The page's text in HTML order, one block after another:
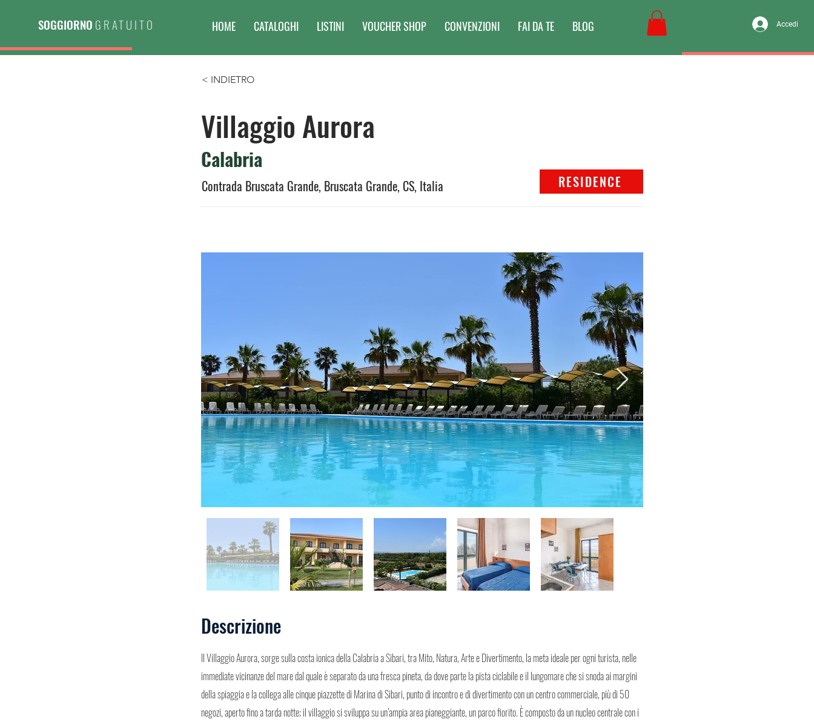
SOGGIORNO GRATUITO HOME CATALOGHI LISTINI VOUCHER SHOP CONVENZIONI FAI DA TE BLOG Accedi
< INDIETRO
Villaggio Aurora
Calabria
Contrada Bruscata Grande, Bruscata Grande, CS, Italia RESIDENCE
Descrizione
Il Villaggio Aurora, sorge sulla costa ionica della Calabria a Sibari, tra Mito, Natura, Arte e Divertimento, la meta ideale per ogni turista, nelle
immediate vicinanze del mare dal quale è separato da una fresca pineta, da dove parte la pista ciclabile e il lungomare che si snoda ai margini
della spiaggia e la collega alle cinque piazzette di Marina di Sibari, punto di incontro e di divertimento con un centro commerciale, più di 50
negozi, aperto fino a tarda notte; il villaggio si sviluppa su un’ampia area pianeggiante, un parco fiorito. È composto da un nucleo centrale con i